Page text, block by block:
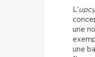
L'
une
une